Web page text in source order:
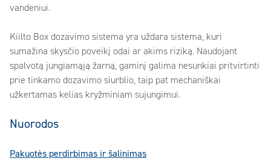
vandeniui.
Kiilto Box dozavimo sistema yra uždara sistema, kuri
sumažina skysčio poveikį odai ar akims riziką. Naudojant
spalvotą jungiamąją žarną, gaminį galima nesunkiai pritvirtinti
prie tinkamo dozavimo siurblio, taip pat mechaniškai
užkertamas kelias kryžminiam sujungimui.
Nuorodos
Pakuotės perdirbimas ir šalinimas